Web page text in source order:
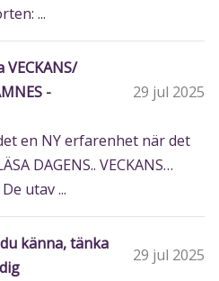
...
-
29 jul 2025
en NY erfarenhet när det
DAGENS.. VECKANS…
utav ...
känna, tänka
29 jul 2025